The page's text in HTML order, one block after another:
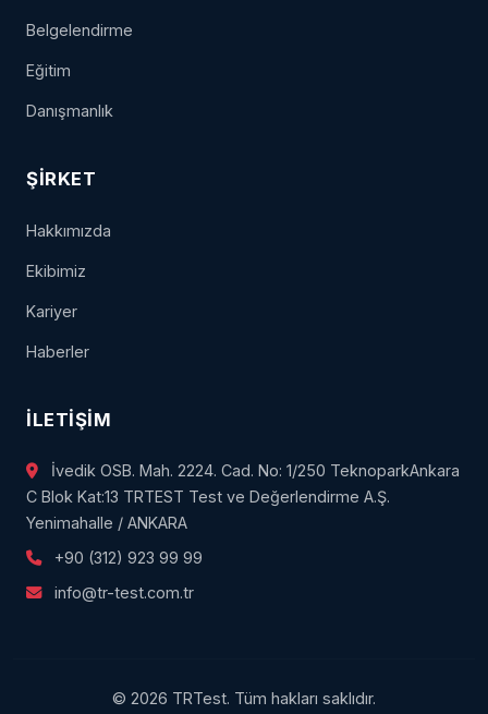
Belgelendirme
Eğitim
Danışmanlık
ŞIRKET
Hakkımızda
Ekibimiz
Kariyer
Haberler
İLETIŞIM
İvedik OSB. Mah. 2224. Cad. No: 1/250 TeknoparkAnkara
C Blok Kat:13 TRTEST Test ve Değerlendirme A.Ş.
Yenimahalle / ANKARA
+90 (312) 923 99 99
info@tr-test.com.tr
© 2026 TRTest. Tüm hakları saklıdır.